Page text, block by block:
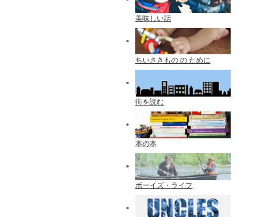
美味しい話
ちいさきもの の ために
街を読む
本の本
ボーイズ・ライフ